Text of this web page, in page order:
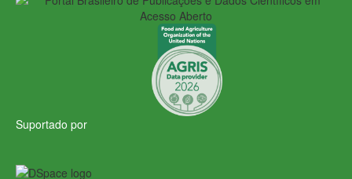
Suportado por